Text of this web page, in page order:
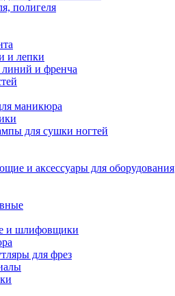
полигеля
и лепки
и френча
маникюра
для сушки ногтей
и аксессуары для оборудования
и шлифовщики
для фрез